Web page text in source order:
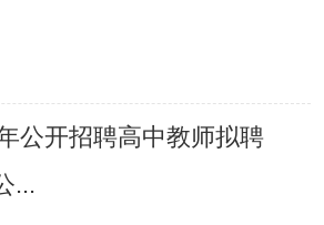
公开招聘高中教师拟聘
...